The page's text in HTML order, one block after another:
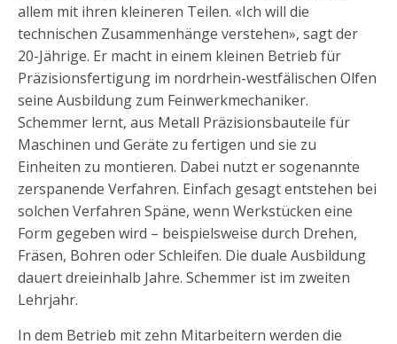
allem mit ihren kleineren Teilen. «Ich will die
technischen Zusammenhänge verstehen», sagt der
20-Jährige. Er macht in einem kleinen Betrieb für
Präzisionsfertigung im nordrhein-westfälischen Olfen
seine Ausbildung zum Feinwerkmechaniker.
Schemmer lernt, aus Metall Präzisionsbauteile für
Maschinen und Geräte zu fertigen und sie zu
Einheiten zu montieren. Dabei nutzt er sogenannte
zerspanende Verfahren. Einfach gesagt entstehen bei
solchen Verfahren Späne, wenn Werkstücken eine
Form gegeben wird – beispielsweise durch Drehen,
Fräsen, Bohren oder Schleifen. Die duale Ausbildung
dauert dreieinhalb Jahre. Schemmer ist im zweiten
Lehrjahr.
In dem Betrieb mit zehn Mitarbeitern werden die